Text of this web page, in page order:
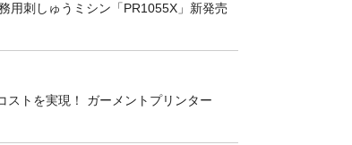
用刺しゅうミシン「PR1055X」新発売
ストを実現！ ガーメントプリンター